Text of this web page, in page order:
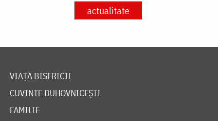
actualitate
VIAȚA BISERICII
CUVINTE DUHOVNICEȘTI
FAMILIE